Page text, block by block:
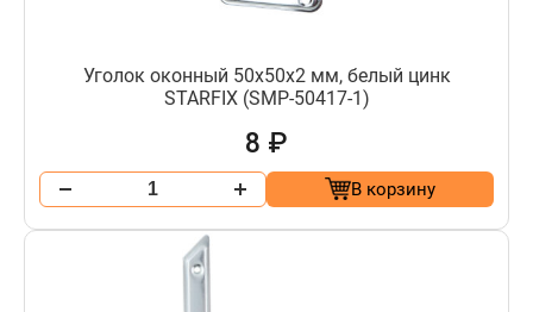
Уголок оконный 50х50x2 мм, белый цинк
STARFIX (SMP-50417-1)
8 ₽
В корзину